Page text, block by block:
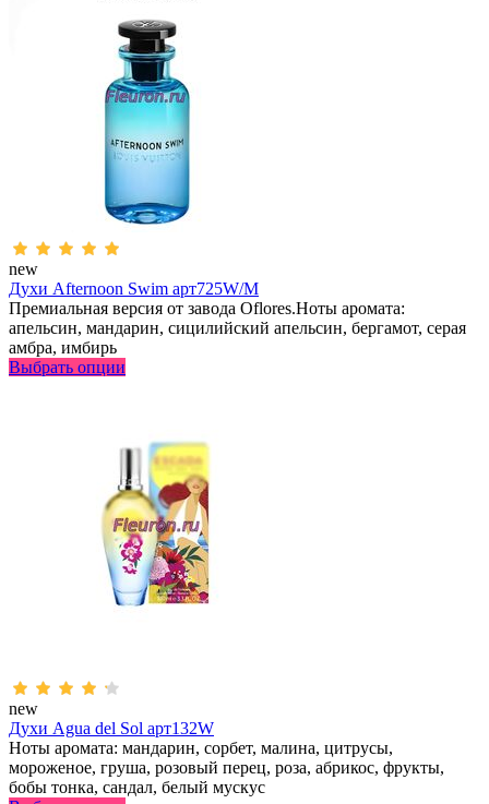
new
Духи Afternoon Swim арт725W/M
Премиальная версия от завода Oflores.Ноты аромата:
апельсин, мандарин, сицилийский апельсин, бергамот, серая
амбра, имбирь
Выбрать опции
new
Духи Agua del Sol арт132W
Ноты аромата: мандарин, сорбет, малина, цитрусы,
мороженое, груша, розовый перец, роза, абрикос, фрукты,
бобы тонка, сандал, белый мускус